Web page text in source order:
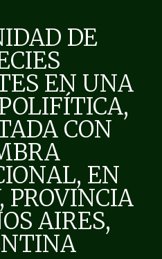
DE
EN UNA
CON
EN
PROVINCIA
AIRES,